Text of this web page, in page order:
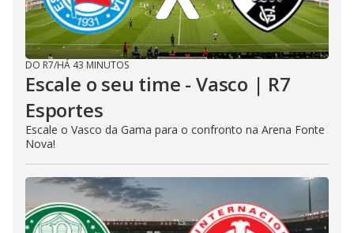
DO R7/HÁ 43 MINUTOS
Escale o seu time - Vasco | R7
Esportes
Escale o Vasco da Gama para o confronto na Arena Fonte
Nova!